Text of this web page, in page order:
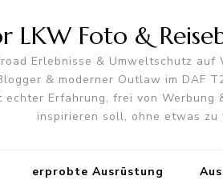
LKW Foto &
Erlebnisse & Umweltschutz
& moderner Outlaw im DAF
echter Erfahrung, frei von
inspirieren soll, ohne etwas zu
erprobte Ausrüstung